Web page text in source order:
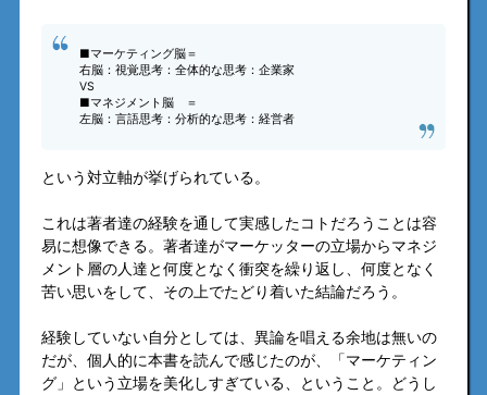
■マーケティング脳＝
右脳：視覚思考：全体的な思考：企業家
VS
■マネジメント脳 ＝
左脳：言語思考：分析的な思考：経営者
という対立軸が挙げられている。
これは著者達の経験を通して実感したコトだろうことは容
易に想像できる。著者達がマーケッターの立場からマネジ
メント層の人達と何度となく衝突を繰り返し、何度となく
苦い思いをして、その上でたどり着いた結論だろう。
経験していない自分としては、異論を唱える余地は無いの
だが、個人的に本書を読んで感じたのが、「マーケティン
グ」という立場を美化しすぎている、ということ。どうし